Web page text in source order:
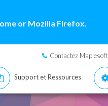
or Mozilla Firefox.
Contactez Maplesoft
Support et Ressources